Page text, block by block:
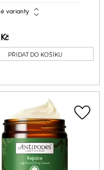
varianty expand_all
PŘIDAT DO KOŠÍKU
favorite_border